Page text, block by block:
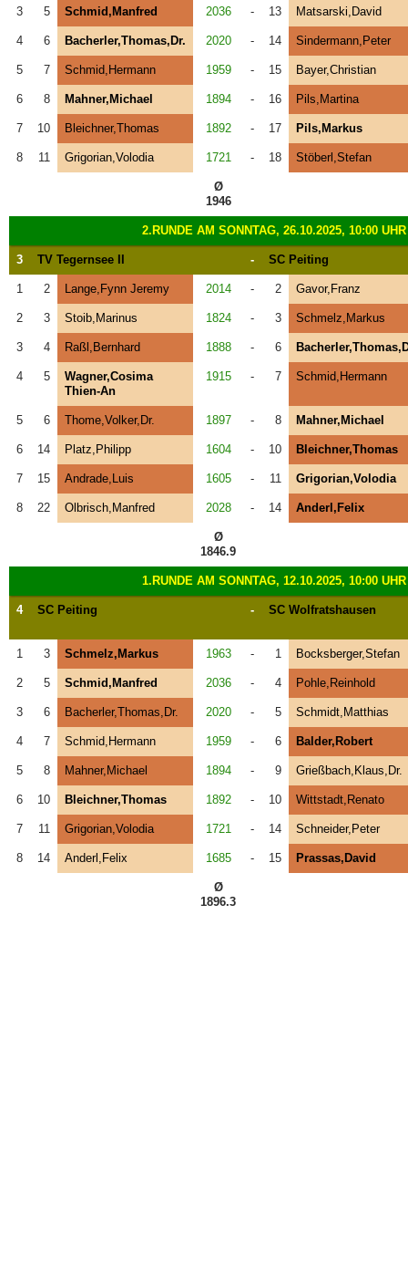
3 5 Schmid,Manfred 2036 - 13 Matsarski,David
4 6 Bacherler,Thomas,Dr. 2020 - 14 Sindermann,Peter
5 7 Schmid,Hermann 1959 - 15 Bayer,Christian
6 8 Mahner,Michael 1894 - 16 Pils,Martina
7 10 Bleichner,Thomas 1892 - 17 Pils,Markus
8 11 Grigorian,Volodia 1721 - 18 Stöberl,Stefan
Ø
1946
2.RUNDE AM SONNTAG, 26.10.2025, 10:00 UHR
3 TV Tegernsee II - SC Peiting
1 2 Lange,Fynn Jeremy 2014 - 2 Gavor,Franz
2 3 Stoib,Marinus 1824 - 3 Schmelz,Markus
3 4 Raßl,Bernhard 1888 - 6
4 5
Wagner,Cosima
Thien-An
1915 - 7 Schmid,Hermann
5 6 Thome,Volker,Dr. 1897 - 8 Mahner,Michael
6 14 Platz,Philipp 1604 - 10 Bleichner,Thomas
7 15 Andrade,Luis 1605 - 11 Grigorian,Volodia
8 22 Olbrisch,Manfred 2028 - 14 Anderl,Felix
Ø
1846.9
1.RUNDE AM SONNTAG, 12.10.2025, 10:00 UHR
4 SC Peiting - SC Wolfratshausen
1 3 Schmelz,Markus 1963 - 1 Bocksberger,Stefan
2 5 Schmid,Manfred 2036 - 4 Pohle,Reinhold
3 6 Bacherler,Thomas,Dr. 2020 - 5 Schmidt,Matthias
4 7 Schmid,Hermann 1959 - 6 Balder,Robert
5 8 Mahner,Michael 1894 - 9 Grießbach,Klaus,Dr.
6 10 Bleichner,Thomas 1892 - 10 Wittstadt,Renato
7 11 Grigorian,Volodia 1721 - 14 Schneider,Peter
8 14 Anderl,Felix 1685 - 15 Prassas,David
Ø
1896.3